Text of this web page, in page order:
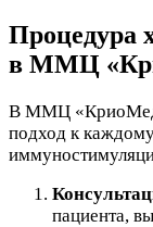
Процедура
в ММЦ
В ММЦ
подход к
пациента,